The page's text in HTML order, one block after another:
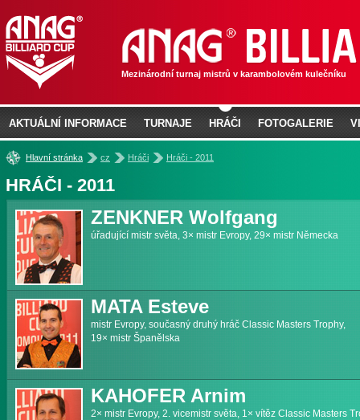
Hlavní stránka
» cz» Hráči
» Hráči - 2011
HRÁČI - 2011
ZENKNER Wolfgang
úřadující mistr světa, 3× mistr Evropy, 29× mistr Německa
MATA Esteve
mistr Evropy, současný druhý hráč Classic Masters Trophy,
19× mistr Španělska
KAHOFER Arnim
2× mistr Evropy, 2. vicemistr světa, 1× vítěz Classic Masters
Mezinárodní turnaj mistrů v karambolovém kulečníku
AKTUÁLNÍ INFORMACE TURNAJE HRÁČI FOTOGALERIE